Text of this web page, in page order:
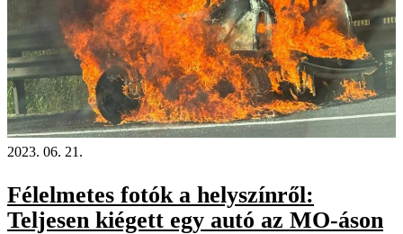
2023. 06. 21.
Félelmetes fotók a helyszínről:
Teljesen kiégett egy autó az MO-áson